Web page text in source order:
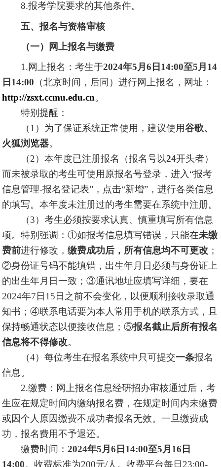
8.报考学院要求的其他条件。
五、报名与资格审核
（一）网上报名与缴费
1.网上报名：考生于2024年5月6日14:00至5月14
日14:00 （北京时间，后同）进行网上报名，网址：
http://zsxt.ccmu.edu.cn。
特别提醒：
（1）为了保证系统正常使用，建议使用谷歌、
火狐浏览器。
（2）本年度已注册报名（报名号以24开头者）
而未被录取的考生可使用原报名号登录，进入“报考
信息管理-报名登记表”，点击“新增”，进行各类信息
的填写。本年度未注册过的考生需要在系统中注册。
（3）考生必须按要求认真、慎重填写所有信息
项。特别强调：①如报考信息填写错误，只能在未缴
费前进行修改，缴费成功后，所有信息均不可更改 ；
②身份证号码不能填错，出生年月日必须与身份证上
的出生年月日一致；③通讯地址应填写详细，要在
2024年7日15日之前不会变化，以便顺利接收录取通
知书；④联系电话要为本人常用手机的联系方式，且
保持畅通状态以便接收信息；⑤报名截止后所有报名
信息将不得修改。
（4）每位考生在报名系统中只可提交一条报名
信息。
2.缴费：网上报名信息经研招办审核通过后，考
生应在规定时间内缴纳报名费，在规定时间内未缴费
或因个人原因缴费不成功者报名无效。一旦缴费成
功，报名费用不予退还。
缴费时间： 2024年5月6日14:00至5月16日
14:00。收费标准为200元/人。收费平台每日23:00-